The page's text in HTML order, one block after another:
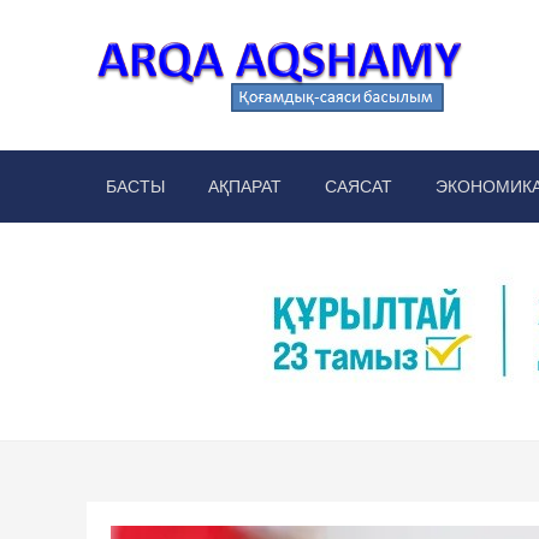
БАСТЫ АҚПАРАТ САЯСАТ